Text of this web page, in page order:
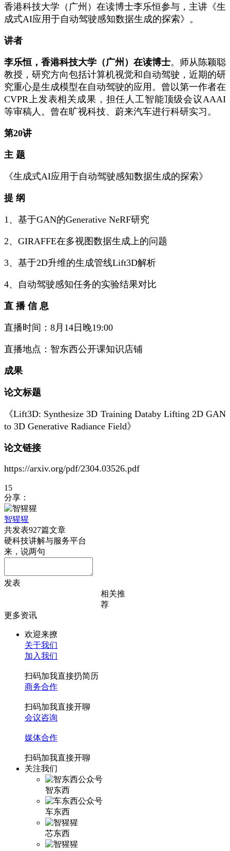
香港科技大学（广州）在读博士李乐恒参与，主讲《生
成式AI应用于自动驾驶感知数据生成的探索》。
讲者
李乐恒，香港科技大学（广州）在读博士。师从陈颖聪
教授，研究方向包括计算机视觉和自动驾驶，近期的研
究重心是生成模型在自动驾驶的应用。曾以第一作者在
CVPR上发表相关成果，担任人工智能顶级会议AAAI
等审稿人。曾在旷视科技、蔚来汽车进行科研实习。
第20讲
主 题
《生成式AI应用于自动驾驶感知数据生成的探索》
提 纲
1、基于GAN的Generative NeRF研究
2、GIRAFFE在多视图数据生成上的问题
3、基于2D升维的生成管线Lift3D解析
4、自动驾驶感知任务的实验结果对比
直 播 信 息
直播时间：8月14日晚19:00
直播地点：智东西公开课知识店铺
成果
论文标题
《Lift3D: Synthesize 3D Training Databy Lifting 2D GAN
to 3D Generative Radiance Field》
论文链接
https://arxiv.org/pdf/2304.03526.pdf
15
分享：
智猩猩
共发表927篇文章
硬科技讲解与服务平台
来，说两句
发表
相关推
荐
更多资讯
欢迎来撩
关于我们
加入我们
扫码加我直接扔简历
商务合作
扫码加我直接开聊
会议咨询
媒体合作
扫码加我直接开聊
关注我们
智东西
车东西
芯东西